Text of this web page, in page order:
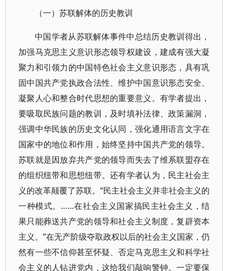
（一）苏联解体的历史教训
中国学者从苏联解体事件中总结历史教训得出，
加强马克思主义意识形态领导权建设，建成有强大凝
聚力和引领力的中国特色社会主义意识形态，具有巩
固中国共产党执政合法性、维护中国意识形态安全、
凝聚人心和整合时代思想的重要意义。有学者提出，
要吸取民族问题的教训，及时填补法律、政策漏洞，
强调中华民族的历史文化认同，强化通用语言文字在
国家中的地位和作用，始终坚持中国共产党的领导。
苏联就是因放弃共产党的领导而失去了维系联盟存在
的组织纽带和思想纽带。还有学者认为，民主社会主
义的改革颠覆了苏联。“民主社会主义并非社会主义的
一种模式。……在社会主义国家搞民主社会主义，结
果只能葬送共产党的领导和社会主义制度，复辟资本
主义。”在无产阶级夺取政权以后的社会主义国家，仍
然有一些不信仰甚至怀疑、否定马克思主义和科学社
会主义的人钻进党内，这给我们敲响警钟。一定要保